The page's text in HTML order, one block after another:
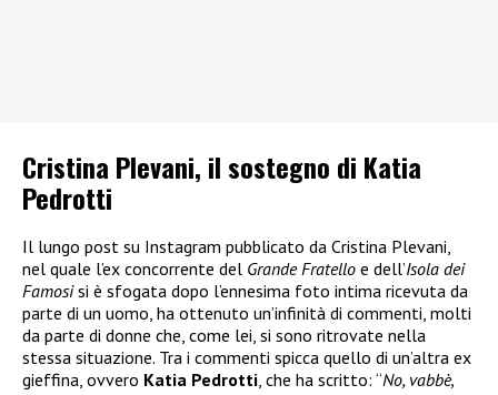
Cristina Plevani, il sostegno di Katia
Pedrotti
Il lungo post su Instagram pubblicato da Cristina Plevani,
nel quale l’ex concorrente del Grande Fratello e dell’Isola dei
Famosisi è sfogata dopo l’ennesima foto intima ricevuta da
parte di un uomo, ha ottenuto un’infinità di commenti, molti
da parte di donne che, come lei, si sono ritrovate nella
stessa situazione. Tra i commenti spicca quello di un’altra ex
gieffina, ovvero Katia Pedrotti, che ha scritto: “No, vabbè,